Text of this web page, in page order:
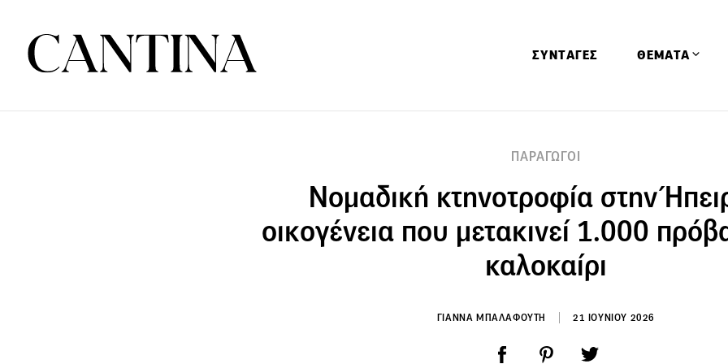
ΣΥΝΤΑΓΕΣ ΘΕΜΑΤΑ
Ειδήσεις
Έρευνες
ΠΑΡΑΓΩΓΟΙ
Νομαδική κτηνοτροφία στην
οικογένεια που μετακινεί 1.000
καλοκαίρι
ΓΙΑΝΝΑ ΜΠΑΛΑΦΟΥΤΗ 21 ΙΟΥΝΙΟΥ 2026